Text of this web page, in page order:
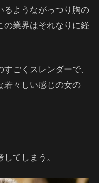
るようながっつり胸の
の業界はそれなりに経
ごくスレンダーで、
若々しい感じの女の
てしまう。